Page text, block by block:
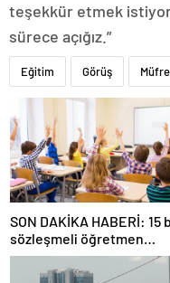
teşekkür etmek
sürece açığız.”
Eğitim Görüş
SON DAKİKA HABERİ: 15
sözleşmeli öğretmen
atamasında sözlü sınava
kazanan adaylar açıklandı